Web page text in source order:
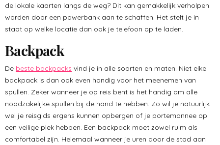
de lokale kaarten langs de weg? Dit kan gemakkelijk verholpen
worden door een powerbank aan te schaffen. Het stelt je in
staat op welke locatie dan ook je telefoon op te laden.
Backpack
De beste backpacks vind je in alle soorten en maten. Niet elke
backpack is dan ook even handig voor het meenemen van
spullen. Zeker wanneer je op reis bent is het handig om alle
noodzakelijke spullen bij de hand te hebben. Zo wil je natuurlijk
wel je reisgids ergens kunnen opbergen of je portemonnee op
een veilige plek hebben. Een backpack moet zowel ruim als
comfortabel zijn. Helemaal wanneer je uren door de stad aan